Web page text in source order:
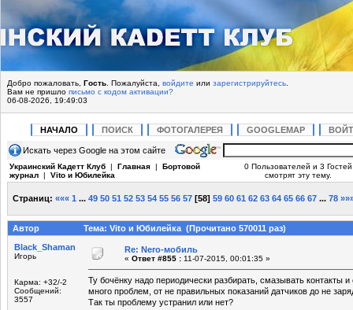
Добро пожаловать, Гость . Пожалуйста, войдите или зарегистрируйтесь
Вам не пришло письмо с кодом активации?
06-08-2026, 19:49:03
НАЧАЛО ПОИСК ФОТОГАЛЕРЕЯ GOOGLEMAP
Искать через Google на этом сайте
Украинский Кадетт Клуб | Главная | Бортовой
журнал | Vito и Юбилейка
0 Пользователей и 3 Гостей
смотрят эту тему.
Страниц: ««« 1 ... 49 50 51 52 53 54 55 56 57 [58] 59 60 61 62 63 64 65 66 67 ... 78
Автор
Тема: Vito и Юбилейка (Прочитано 570011 раз)
Black_Shaman
Игорь
Карма: +32/-2
Сообщений:
3557
Re: Nero-мобиль
« Ответ #855 : 11-07-2015, 00:01:35 »
Ту бочёнку надо периодически разбирать, смазывать контакты
много проблем, от не правильных показаний датчиков до не
Так ты проблему устранил или нет?